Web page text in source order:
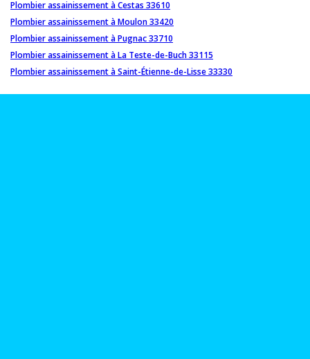
Plombier assainissement à Cestas 33610
Plombier assainissement à Moulon 33420
Plombier assainissement à Pugnac 33710
Plombier assainissement à La Teste-de-Buch 33115
Plombier assainissement à Saint-Étienne-de-Lisse 33330